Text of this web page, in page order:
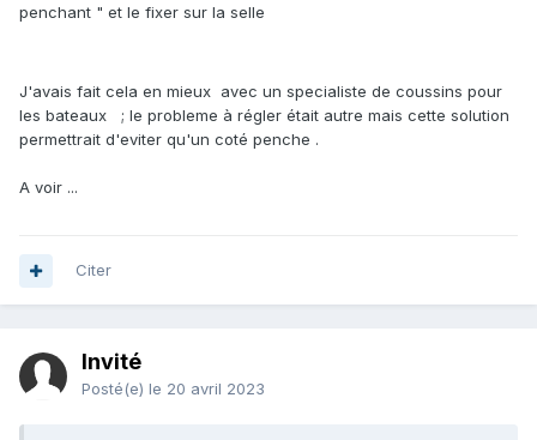
penchant " et le fixer sur la selle
J'avais fait cela en mieux avec un specialiste de coussins pour
les bateaux ; le probleme à régler était autre mais cette solution
permettrait d'eviter qu'un coté penche .
A voir ...
Citer
Invité
Posté(e) le 20 avril 2023